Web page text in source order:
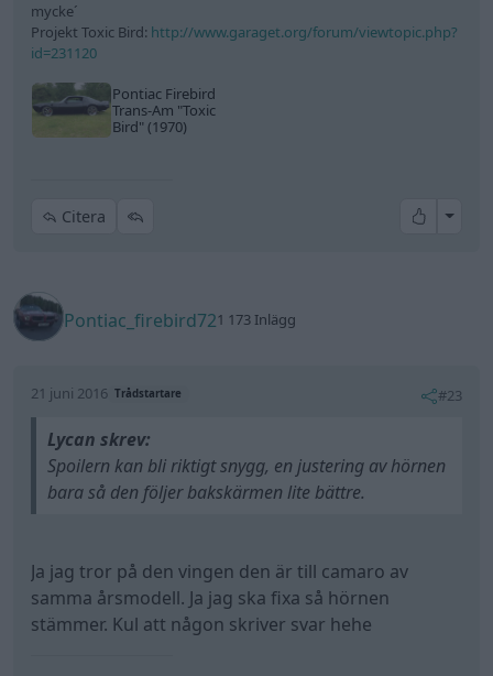
mycke´
Projekt Toxic Bird: http://www.garaget.org/forum/viewtopic.php?
id=231120
Pontiac Firebird
Trans-Am "Toxic
Bird"(1970)
Citera All
Pontiac_firebird721 173 Inlägg
21 juni 2016 Trådstartare #23
Lycan skrev:
Spoilern kan bli riktigt snygg, en justering av hörnen
bara så den följer bakskärmen lite bättre.
Ja jag tror på den vingen den är till camaro av
samma årsmodell. Ja jag ska fixa så hörnen
stämmer. Kul att någon skriver svar hehe